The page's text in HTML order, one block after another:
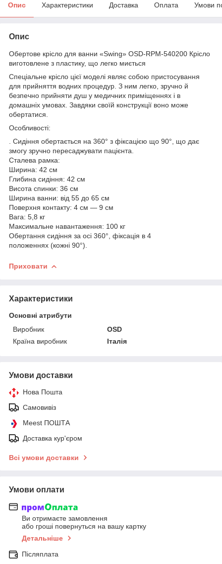
Опис Характеристики Доставка Оплата Умови
Опис
Обертове крісло для ванни «Swing» OSD-RPM-540200 Крісло
виготовлене з пластику, що легко миється
Спеціальне крісло цієї моделі являє собою пристосування
для прийняття водних процедур. З ним легко, зручно й
безпечно прийняти душ у медичних приміщеннях і в
домашніх умовах. Завдяки своїй конструкції воно може
обертатися.
Особливості:
. Сидіння обертається на 360° з фіксацією що 90°, що дає
змогу зручно пересаджувати пацієнта.
Сталева рамка:
Ширина: 42 см
Глибина сидіння: 42 см
Висота спинки: 36 см
Ширина ванни: від 55 до 65 см
Поверхня контакту: 4 см — 9 см
Вага: 5,8 кг
Максимальне навантаження: 100 кг
Обертання сидіння за осі 360°, фіксація в 4
положеннях (кожні 90°).
Приховати
Характеристики
Основні атрибути
Виробник
ОSD
Країна виробник
Італія
Умови доставки
Нова Пошта
Самовивіз
Meest ПОШТА
Доставка кур'єром
Всі умови доставки
Умови оплати
Ви отримаєте замовлення
або гроші повернуться на вашу картку
Детальніше
Післяплата